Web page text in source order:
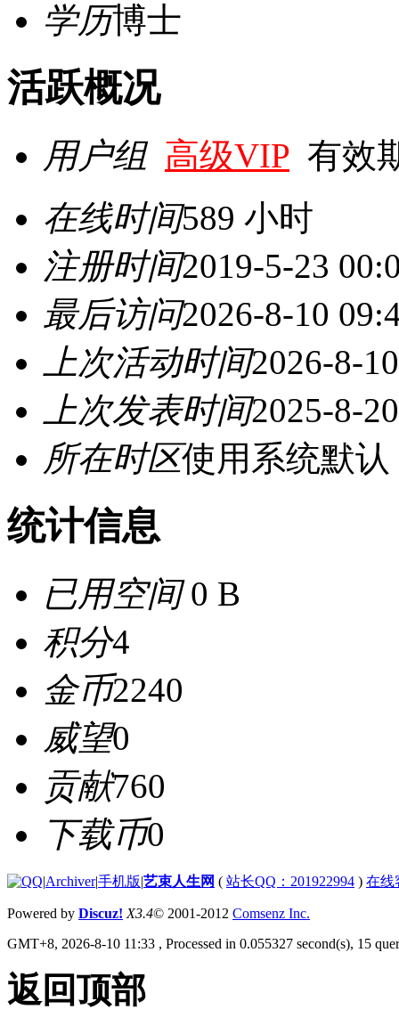
学历博士
活跃概况
用户组 高级VIP 有效
在线时间589 小时
注册时间2019-5-23
最后访问2026-8-10
上次活动时间2026-8-
上次发表时间2025-8-
所在时区使用系统默认
统计信息
已用空间0 B
积分4
金币2240
威望0
贡献760
下载币0
|Archiver|手机版|艺束人生网 ( 站长QQ：201922994 ) 在线
Powered by Discuz! X3.4© 2001-2012 Comsenz Inc.
GMT+8, 2026-8-10 11:33 , Processed in 0.055327 second(s), 15
返回顶部